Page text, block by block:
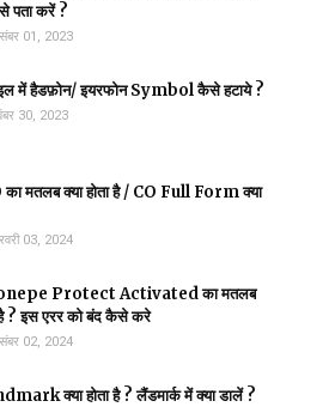
पता करें ?
01, 2023
में हैडफ़ोन/ इयरफोन Symbol कैसे हटाये ?
30, 2023
का मतलब क्या होता है / CO Full Form क्या
03, 2024
Protect Activated का मतलब
? इस एरर को बंद कैसे करे
02, 2024
क्या होता है ? लैंडमार्क में क्या डालें ?